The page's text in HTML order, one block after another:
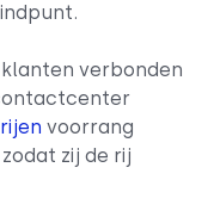
verbonden
voorrang
zij de rij